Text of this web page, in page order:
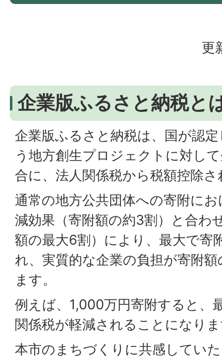
更
企業版ふるさと納税と
企業版ふるさと納税は、国が認
う地方創生プロジェクトに対し
合に、法人関係税から税額控除
通常の地方公共団体への寄附に
減効果（寄附額の約3割）と合わ
額の最大6割）により、最大で寄
れ、実質的な企業の負担が寄附
ます。
例えば、1,000万円寄附すると、
関係税が軽減されることになり
本市のまちづくりに共感してい